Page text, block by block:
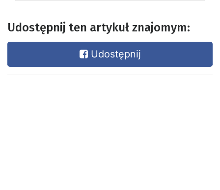
Udostępnij ten artykuł znajomym:
Udostępnij